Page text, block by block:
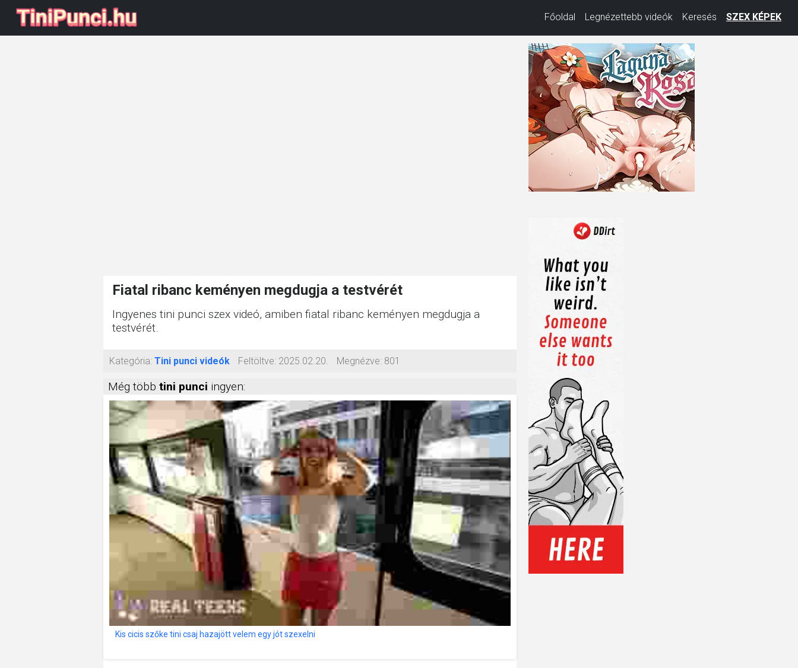
Főoldal Legnézettebb videók Keresés SZEX KÉPEK
Fiatal ribanc keményen megdugja a testvérét
Ingyenes tini punci szex videó, amiben fiatal ribanc keményen megdugja a
testvérét.
Kategória: Tini punci videók Feltöltve: 2025.02.20. Megnézve: 801
Még több tini punci ingyen:
Kis cicis szőke tini csaj hazajött velem egy jót szexelni